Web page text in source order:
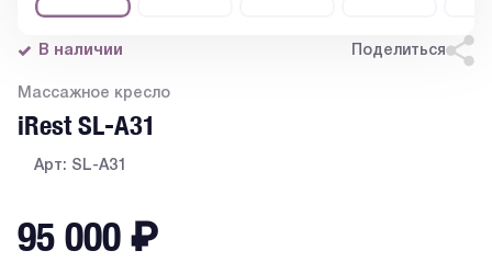
В наличии Поделиться
Массажное кресло
iRest SL-A31
Арт: SL-A31
95 000 ₽